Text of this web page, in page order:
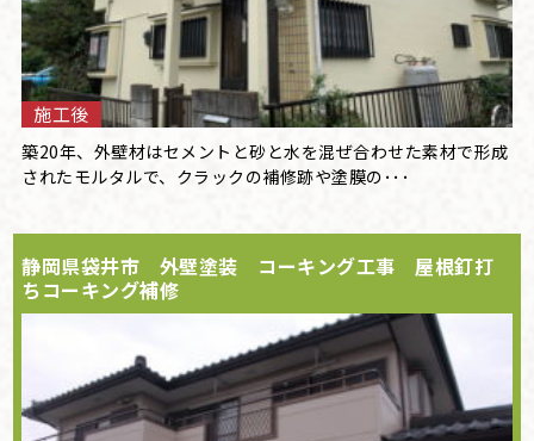
施工後
築20年、外壁材はセメントと砂と水を混ぜ合わせた素材で形成
されたモルタルで、クラックの補修跡や塗膜の･･･
静岡県袋井市 外壁塗装 コーキング工事 屋根釘打
ちコーキング補修